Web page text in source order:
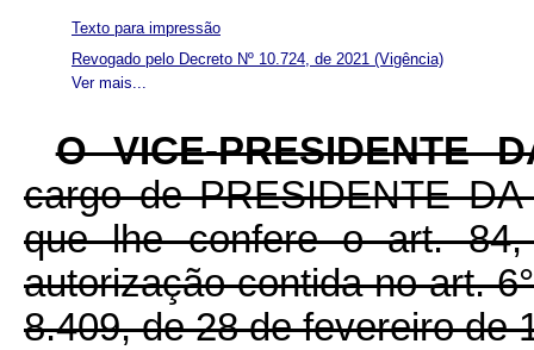
Ver mais...
Texto para impressão
Revogado pelo Decreto Nº 10.724, de 2021 (Vigência)
O VICE-PRESIDENTE
cargo de PRESIDENTE
que lhe confere o art.
autorização contida no art.
8.409, de 28 de fevereiro de